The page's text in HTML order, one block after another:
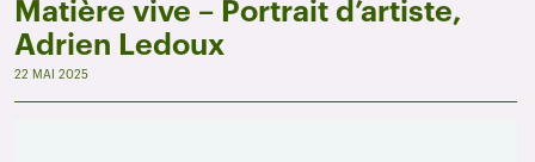
Matière vive – Portrait d’artiste,
Adrien Ledoux
22 MAI 2025